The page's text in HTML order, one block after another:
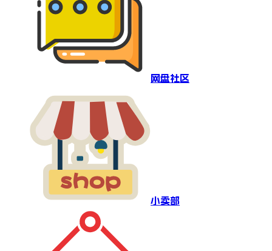
网盘社区
小卖部